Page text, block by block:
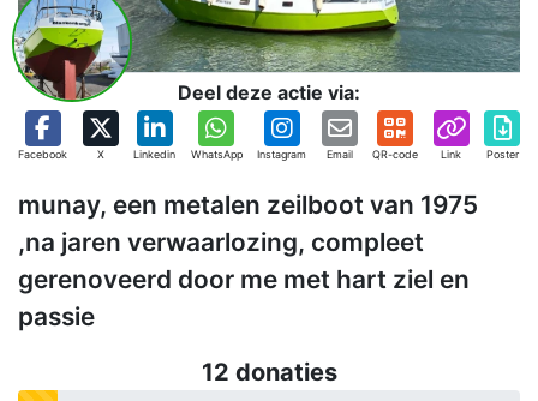
Deel deze actie via:
Facebook X Linkedin WhatsApp Instagram Email QR-code Link Poster
munay, een metalen zeilboot van 1975
,na jaren verwaarlozing, compleet
gerenoveerd door me met hart ziel en
passie
12 donaties